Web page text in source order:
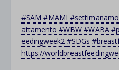
#SAM #MAMI #
attamento #WBW #WABA #
eedingweek2#SDGs #
https://